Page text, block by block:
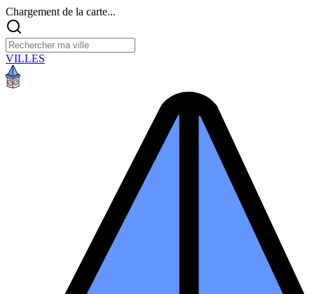
Chargement de la carte...
VILLES